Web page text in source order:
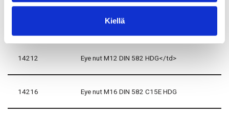
Kiellä
Eye nut M10 DIN 582 HDG</td>
14212 Eye nut M12 DIN 582 HDG</td>
14216 Eye nut M16 DIN 582 C15E HDG